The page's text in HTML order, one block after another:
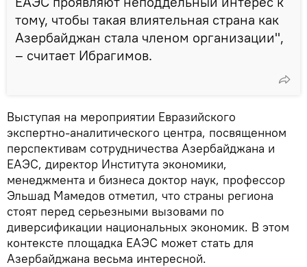
тому, чтобы такая влиятельная страна как
Азербайджан стала членом организации",
– считает Ибрагимов.
Выступая на мероприятии Евразийского
экспертно-аналитического центра, посвященном
перспективам сотрудничества Азербайджана и
ЕАЭС, директор Института экономики,
менеджмента и бизнеса доктор наук, профессор
Эльшад Мамедов отметил, что страны региона
стоят перед серьезными вызовами по
диверсификации национальных экономик. В этом
контексте площадка ЕАЭС может стать для
Азербайджана весьма интересной.